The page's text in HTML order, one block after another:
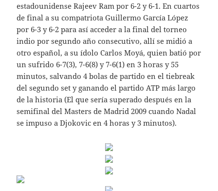
estadounidense Rajeev Ram por 6-2 y 6-1. En cuartos
de final a su compatriota Guillermo García López
por 6-3 y 6-2 para así acceder a la final del torneo
indio por segundo año consecutivo, allí se midió a
otro español, a su ídolo Carlos Moyá, quien batió por
un sufrido 6-7(3), 7-6(8) y 7-6(1) en 3 horas y 55
minutos, salvando 4 bolas de partido en el tiebreak
del segundo set y ganando el partido ATP más largo
de la historia (El que sería superado después en la
semifinal del Masters de Madrid 2009 cuando Nadal
se impuso a Djokovic en 4 horas y 3 minutos).